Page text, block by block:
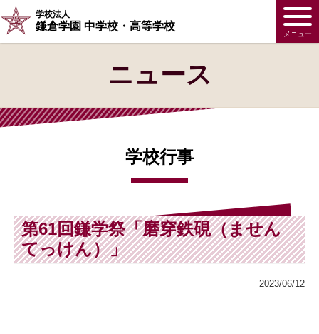
学校法人
鎌倉学園 中学校・高等学校
メニュー
ニュース
学校行事
第61回鎌学祭「磨穿鉄硯（ません
てっけん）」
2023/06/12